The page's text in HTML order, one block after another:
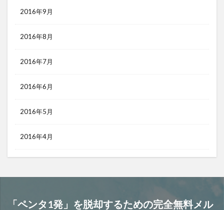
2016年9月
2016年8月
2016年7月
2016年6月
2016年5月
2016年4月
「ペンタ1発」を脱却するための完全無料メル